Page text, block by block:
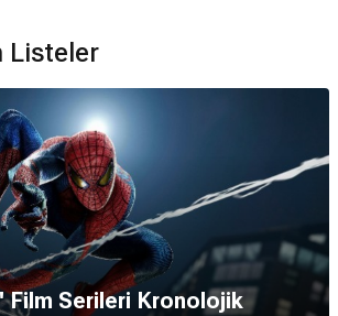
Listeler
Film Serileri Kronolojik